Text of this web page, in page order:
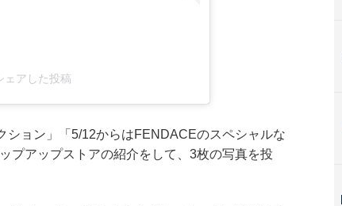
ェアした投稿
ション」「5/12からはFENDACEのスペシャルな
プアップストアの紹介をして、3枚の写真を投